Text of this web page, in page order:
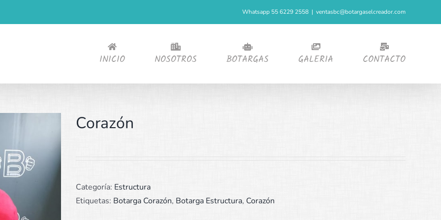
Whatsapp 55 6229 2558 | ventasbc@botargaselcreador.com
INICIO NOSOTROS BOTARGAS GALERIA CONTACTO
Corazón
Categoría: Estructura
Etiquetas: Botarga Corazón, Botarga Estructura, Corazón